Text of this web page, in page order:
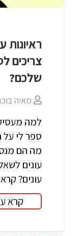
צריכים
שלכם?
מאיה
למה
ספר לי על
מה הם
עונים
עונים?
קרא